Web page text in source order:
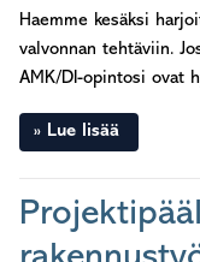
Haemme kesäksi
valvonnan tehtäviin.
AMK/DI-opintosi ovat
Lue lisää